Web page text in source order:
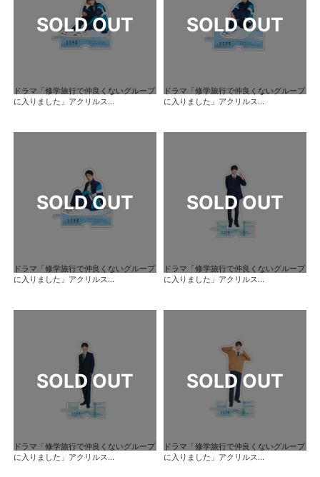
ドラマ「修学旅行で仲良くないグループ
に入りました」アクリルス...
ドラマ「修学旅行で仲良くないグループ
に入りました」アクリルス...
ドラマ「修学旅行で仲良くないグループ
に入りました」アクリルス...
ドラマ「修学旅行で仲良くないグループ
に入りました」アクリルス...
ドラマ「修学旅行で仲良くないグループ
に入りました」アクリルス...
ドラマ「修学旅行で仲良くないグループ
に入りました」アクリルス...